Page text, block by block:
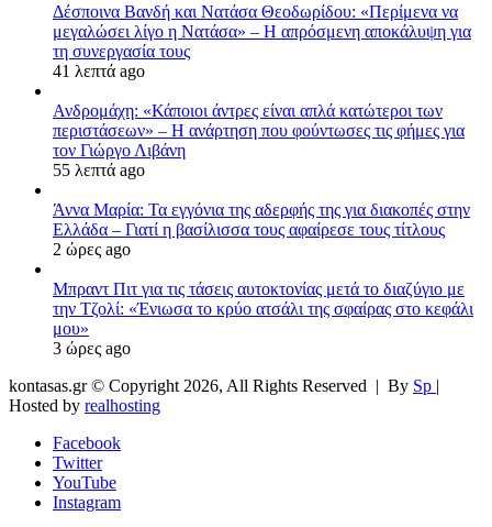
Δέσποινα Βανδή και Νατάσα Θεοδωρίδου: «Περίμενα να
μεγαλώσει λίγο η Νατάσα» – Η απρόσμενη αποκάλυψη για
τη συνεργασία τους
41 λεπτά ago
Ανδρομάχη: «Κάποιοι άντρες είναι απλά κατώτεροι των
περιστάσεων» – Η ανάρτηση που φούντωσες τις φήμες για
τον Γιώργο Λιβάνη
55 λεπτά ago
Άννα Μαρία: Τα εγγόνια της αδερφής της για διακοπές στην
Ελλάδα – Γιατί η βασίλισσα τους αφαίρεσε τους τίτλους
2 ώρες ago
Μπραντ Πιτ για τις τάσεις αυτοκτονίας μετά το διαζύγιο με
την Τζολί: «Ένιωσα το κρύο ατσάλι της σφαίρας στο κεφάλι
μου»
3 ώρες ago
kontasas.gr © Copyright 2026, All Rights Reserved | By Sp |
Hosted by realhosting
Facebook
Twitter
YouTube
Instagram